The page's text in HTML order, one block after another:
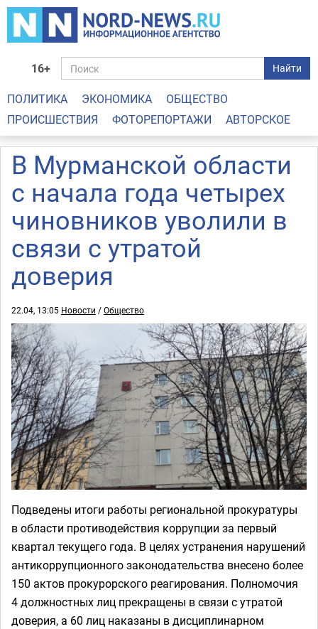
16+ Найти
ПОЛИТИКА ЭКОНОМИКА
ОБЩЕСТВО
ПРОИСШЕСТВИЯ
ФОТОРЕПОРТАЖИ АВТОРСКОЕ
В Мурманской области
с начала года четырех
чиновников уволили в
связи с утратой
доверия
22.04, 13:05 Новости /Общество
Подведены итоги работы региональной прокуратуры
в области противодействия коррупции за первый
квартал текущего года. В целях устранения нарушений
антикоррупционного законодательства внесено более
150 актов прокурорского реагирования. Полномочия
4 должностных лиц прекращены в связи с утратой
доверия, а 60 лиц наказаны в дисциплинарном